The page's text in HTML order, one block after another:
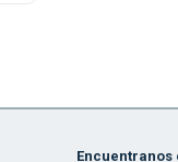
Encuentranos